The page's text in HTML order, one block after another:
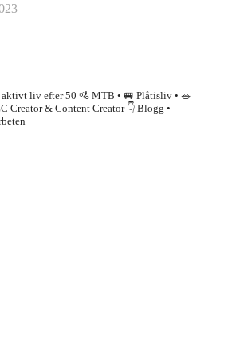
liv efter 50 🚵 MTB • 🚐 Plåtisliv • 🥗
Creator & Content Creator👇 Blogg •